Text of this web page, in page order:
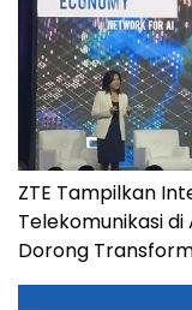
ZTE Tampilkan
Telekomunikasi di
Dorong